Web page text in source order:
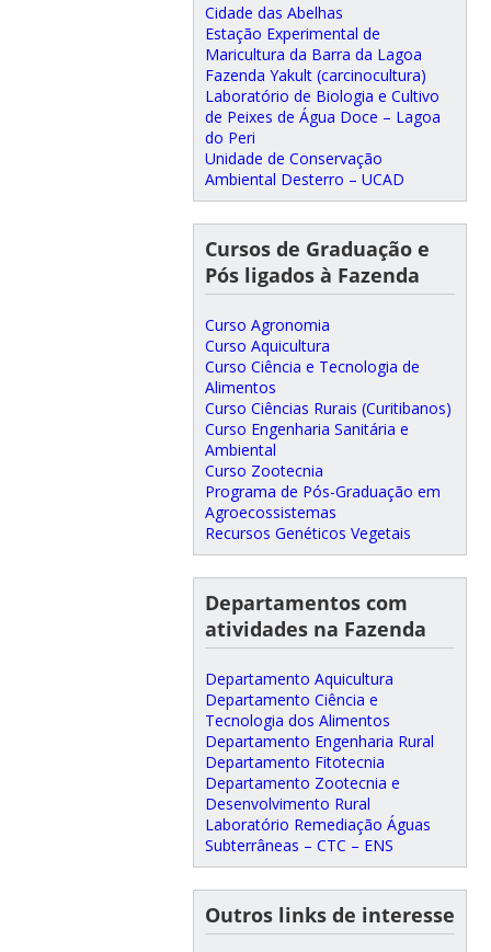
Cidade das Abelhas
Estação Experimental de
Maricultura da Barra da Lagoa
Fazenda Yakult (carcinocultura)
Laboratório de Biologia e Cultivo
de Peixes de Água Doce – Lagoa
do Peri
Unidade de Conservação
Ambiental Desterro – UCAD
Cursos de Graduação e
Pós ligados à Fazenda
Curso Agronomia
Curso Aquicultura
Curso Ciência e Tecnologia de
Alimentos
Curso Ciências Rurais (Curitibanos)
Curso Engenharia Sanitária e
Ambiental
Curso Zootecnia
Programa de Pós-Graduação em
Agroecossistemas
Recursos Genéticos Vegetais
Departamentos com
atividades na Fazenda
Departamento Aquicultura
Departamento Ciência e
Tecnologia dos Alimentos
Departamento Engenharia Rural
Departamento Fitotecnia
Departamento Zootecnia e
Desenvolvimento Rural
Laboratório Remediação Águas
Subterrâneas – CTC – ENS
Outros links de interesse